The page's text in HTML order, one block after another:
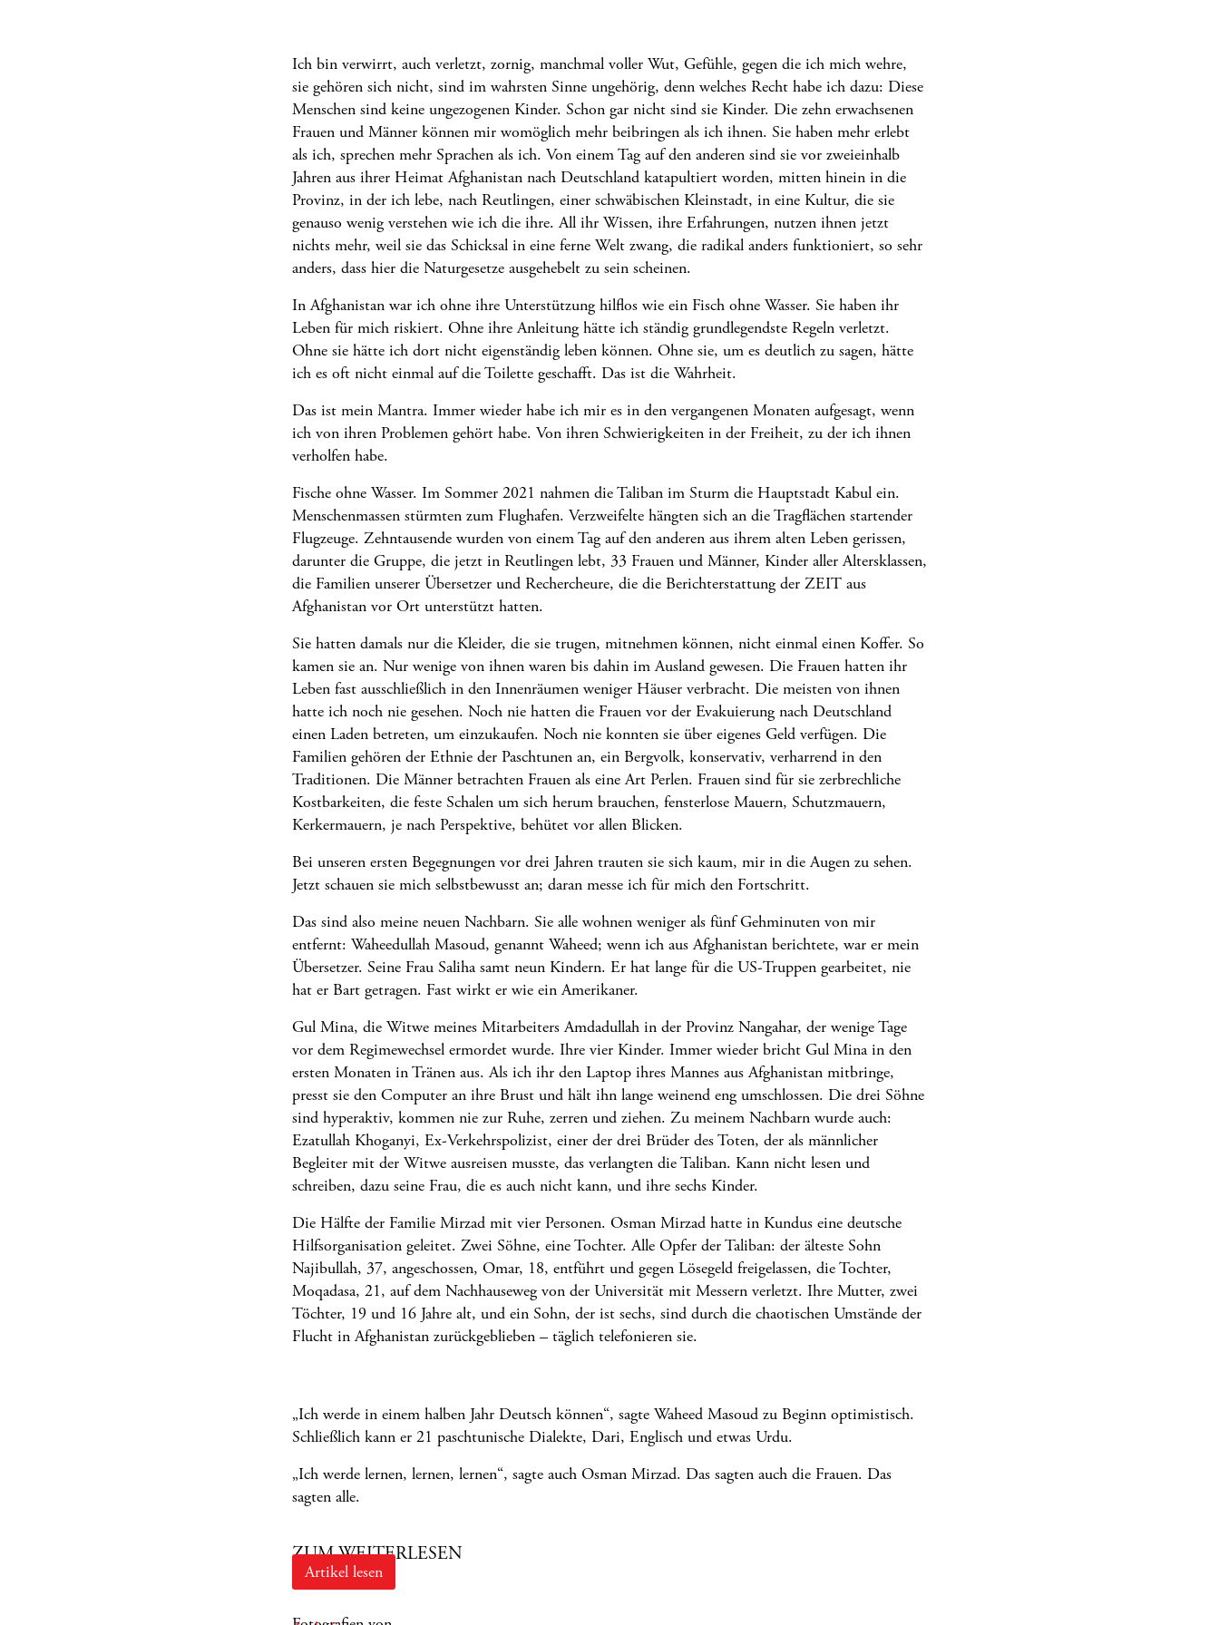
Ich bin verwirrt, auch verletzt, zornig, manchmal voller Wut, Gefühle, gegen die ich mich wehre,
sie gehören sich nicht, sind im wahrsten Sinne ungehörig, denn welches Recht habe ich dazu: Diese
Menschen sind keine ungezogenen Kinder. Schon gar nicht sind sie Kinder. Die zehn erwachsenen
Frauen und Männer können mir womöglich mehr beibringen als ich ihnen. Sie haben mehr erlebt
als ich, sprechen mehr Sprachen als ich. Von einem Tag auf den anderen sind sie vor zweieinhalb
Jahren aus ihrer Heimat Afghanistan nach Deutschland katapultiert worden, mitten hinein in die
Provinz, in der ich lebe, nach Reutlingen, einer schwäbischen Kleinstadt, in eine Kultur, die sie
genauso wenig verstehen wie ich die ihre. All ihr Wissen, ihre Erfahrungen, nutzen ihnen jetzt
nichts mehr, weil sie das Schicksal in eine ferne Welt zwang, die radikal anders funktioniert, so sehr
anders, dass hier die Naturgesetze ausgehebelt zu sein scheinen.
In Afghanistan war ich ohne ihre Unterstützung hilflos wie ein Fisch ohne Wasser. Sie haben ihr
Leben für mich riskiert. Ohne ihre Anleitung hätte ich ständig grundlegendste Regeln verletzt.
Ohne sie hätte ich dort nicht eigenständig leben können. Ohne sie, um es deutlich zu sagen, hätte
ich es oft nicht einmal auf die Toilette geschafft. Das ist die Wahrheit.
Das ist mein Mantra. Immer wieder habe ich mir es in den vergangenen Monaten aufgesagt, wenn
ich von ihren Problemen gehört habe. Von ihren Schwierigkeiten in der Freiheit, zu der ich ihnen
verholfen habe.
Fische ohne Wasser. Im Sommer 2021 nahmen die Taliban im Sturm die Hauptstadt Kabul ein.
Menschenmassen stürmten zum Flughafen. Verzweifelte hängten sich an die Tragflächen startender
Flugzeuge. Zehntausende wurden von einem Tag auf den anderen aus ihrem alten Leben gerissen,
darunter die Gruppe, die jetzt in Reutlingen lebt, 33 Frauen und Männer, Kinder aller Altersklassen,
die Familien unserer Übersetzer und Rechercheure, die die Berichterstattung der ZEIT aus
Afghanistan vor Ort unterstützt hatten.
Sie hatten damals nur die Kleider, die sie trugen, mitnehmen können, nicht einmal einen Koffer. So
kamen sie an. Nur wenige von ihnen waren bis dahin im Ausland gewesen. Die Frauen hatten ihr
Leben fast ausschließlich in den Innenräumen weniger Häuser verbracht. Die meisten von ihnen
hatte ich noch nie gesehen. Noch nie hatten die Frauen vor der Evakuierung nach Deutschland
einen Laden betreten, um einzukaufen. Noch nie konnten sie über eigenes Geld verfügen. Die
Familien gehören der Ethnie der Paschtunen an, ein Bergvolk, konservativ, verharrend in den
Traditionen. Die Männer betrachten Frauen als eine Art Perlen. Frauen sind für sie zerbrechliche
Kostbarkeiten, die feste Schalen um sich herum brauchen, fensterlose Mauern, Schutzmauern,
Kerkermauern, je nach Perspektive, behütet vor allen Blicken.
Bei unseren ersten Begegnungen vor drei Jahren trauten sie sich kaum, mir in die Augen zu sehen.
Jetzt schauen sie mich selbstbewusst an; daran messe ich für mich den Fortschritt.
Das sind also meine neuen Nachbarn. Sie alle wohnen weniger als fünf Gehminuten von mir
entfernt: Waheedullah Masoud, genannt Waheed; wenn ich aus Afghanistan berichtete, war er mein
Übersetzer. Seine Frau Saliha samt neun Kindern. Er hat lange für die US-Truppen gearbeitet, nie
hat er Bart getragen. Fast wirkt er wie ein Amerikaner.
Gul Mina, die Witwe meines Mitarbeiters Amdadullah in der Provinz Nangahar, der wenige Tage
vor dem Regimewechsel ermordet wurde. Ihre vier Kinder. Immer wieder bricht Gul Mina in den
ersten Monaten in Tränen aus. Als ich ihr den Laptop ihres Mannes aus Afghanistan mitbringe,
presst sie den Computer an ihre Brust und hält ihn lange weinend eng umschlossen. Die drei Söhne
sind hyperaktiv, kommen nie zur Ruhe, zerren und ziehen. Zu meinem Nachbarn wurde auch:
Ezatullah Khoganyi, Ex-Verkehrspolizist, einer der drei Brüder des Toten, der als männlicher
Begleiter mit der Witwe ausreisen musste, das verlangten die Taliban. Kann nicht lesen und
schreiben, dazu seine Frau, die es auch nicht kann, und ihre sechs Kinder.
Die Hälfte der Familie Mirzad mit vier Personen. Osman Mirzad hatte in Kundus eine deutsche
Hilfsorganisation geleitet. Zwei Söhne, eine Tochter. Alle Opfer der Taliban: der älteste Sohn
Najibullah, 37, angeschossen, Omar, 18, entführt und gegen Lösegeld freigelassen, die Tochter,
Moqadasa, 21, auf dem Nachhauseweg von der Universität mit Messern verletzt. Ihre Mutter, zwei
Töchter, 19 und 16 Jahre alt, und ein Sohn, der ist sechs, sind durch die chaotischen Umstände der
Flucht in Afghanistan zurückgeblieben – täglich telefonieren sie.
„Ich werde in einem halben Jahr Deutsch können“, sagte Waheed Masoud zu Beginn optimistisch.
Schließlich kann er 21 paschtunische Dialekte, Dari, Englisch und etwas Urdu.
„Ich werde lernen, lernen, lernen“, sagte auch Osman Mirzad. Das sagten auch die Frauen. Das
sagten alle.
ZUM WEITERLESEN
Artikel lesen